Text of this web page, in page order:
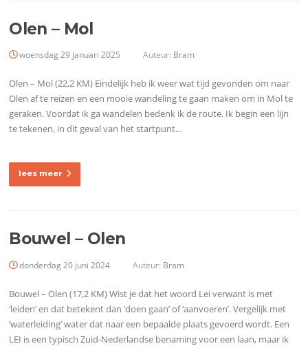
Olen – Mol
woensdag 29 januari 2025 Auteur: Bram
Olen – Mol (22,2 KM) Eindelijk heb ik weer wat tijd gevonden om naar
Olen af te reizen en een mooie wandeling te gaan maken om in Mol te
geraken. Voordat ik ga wandelen bedenk ik de route. Ik begin een lijn
te tekenen, in dit geval van het startpunt…
lees meer
Bouwel – Olen
donderdag 20 juni 2024 Auteur: Bram
Bouwel – Olen (17,2 KM) Wist je dat het woord Lei verwant is met
‘leiden’ en dat betekent dan ‘doen gaan’ of ‘aanvoeren’. Vergelijk met
‘waterleiding’ water dat naar een bepaalde plaats gevoerd wordt. Een
LEI is een typisch Zuid-Nederlandse benaming voor een laan, maar ik